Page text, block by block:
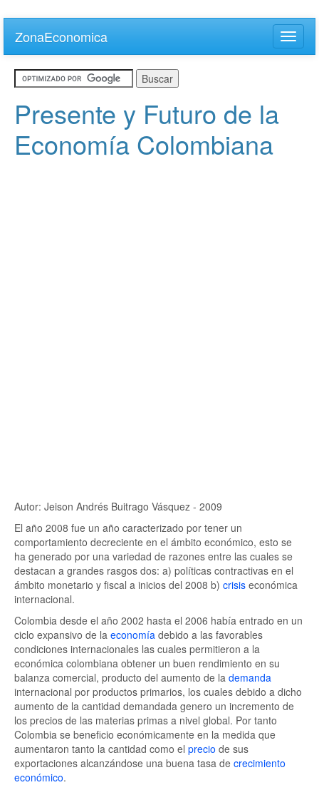
main
content
ZonaEconomica
Toggle
Presente y Futuro de la
Economía Colombiana
Autor: Jeison Andrés Buitrago Vásquez - 2009
El año 2008 fue un año caracterizado por tener un
comportamiento decreciente en el ámbito económico, esto se
ha generado por una variedad de razones entre las cuales se
destacan a grandes rasgos dos: a) políticas contractivas en el
ámbito monetario y fiscal a inicios del 2008 b) crisis económica
internacional.
Colombia desde el año 2002 hasta el 2006 había entrado en un
ciclo expansivo de la economía debido a las favorables
condiciones internacionales las cuales permitieron a la
económica colombiana obtener un buen rendimiento en su
balanza comercial, producto del aumento de la demanda
internacional por productos primarios, los cuales debido a dicho
aumento de la cantidad demandada genero un incremento de
los precios de las materias primas a nivel global. Por tanto
Colombia se beneficio económicamente en la medida que
aumentaron tanto la cantidad como el precio de sus
exportaciones alcanzándose una buena tasa de crecimiento
económico.